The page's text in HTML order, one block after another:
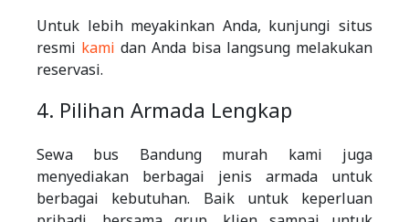
Untuk lebih meyakinkan Anda, kunjungi situs
resmi kami dan Anda bisa langsung melakukan
reservasi.
4. Pilihan Armada Lengkap
Sewa bus Bandung murah kami juga
menyediakan berbagai jenis armada untuk
berbagai kebutuhan. Baik untuk keperluan